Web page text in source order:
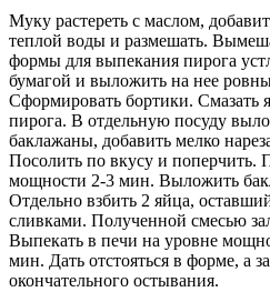
Муку растереть с маслом,
теплой воды и размешать.
формы для выпекания пирога
бумагой и выложить на нее
Сформировать бортики. Смазать
пирога. В отдельную посуду
баклажаны, добавить мелко
Посолить по вкусу и поперчить.
мощности 2-3 мин. Выложить
Отдельно взбить 2 яйца,
сливками. Полученной смесью
Выпекать в печи на уровне
мин. Дать отстояться в форме, а
окончательного остывания.